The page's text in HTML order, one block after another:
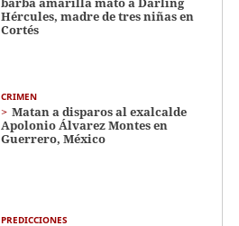
Hércules, madre de tres niñas en
Cortés
CRIMEN
Matan a disparos al exalcalde
Apolonio Álvarez Montes en
Guerrero, México
PREDICCIONES